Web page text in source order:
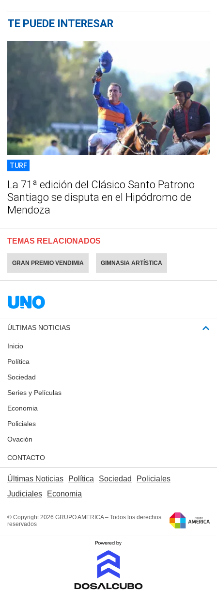
TE PUEDE INTERESAR
TURF
La 71ª edición del Clásico Santo Patrono
Santiago se disputa en el Hipódromo de
Mendoza
TEMAS RELACIONADOS
GRAN PREMIO VENDIMIA GIMNASIA ARTÍSTICA
ÚLTIMAS NOTICIAS
Inicio
Política
Sociedad
Series y Películas
Economia
Policiales
Ovación
CONTACTO
Últimas Noticias Política Sociedad
Policiales
Judiciales
Economia
© Copyright 2026 GRUPO AMERICA – Todos los derechos
reservados